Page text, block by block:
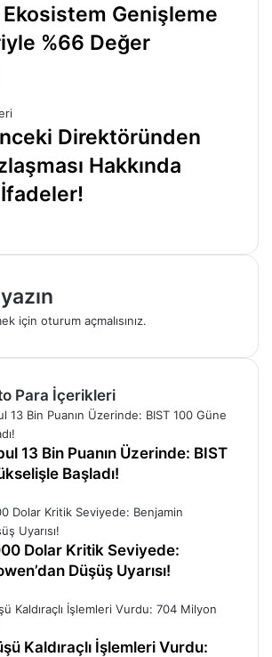
Genişleme
%66 Değer
Direktöründen
Hakkında
İfadeler!
için oturum açmalısınız.
Para İçerikleri
13 Bin Puanın Üzerinde: BIST
Başladı!
Dolar Kritik Seviyede:
Düşüş Uyarısı!
Kaldıraçlı İşlemleri Vurdu: